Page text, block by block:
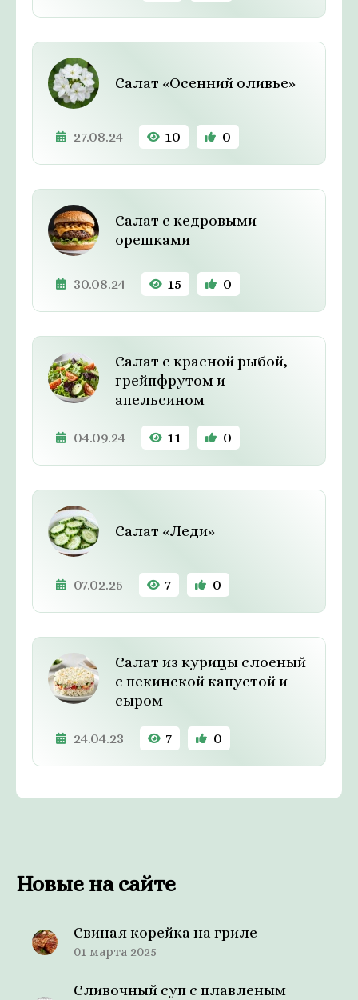
Салат «Осенний оливье»
27.08.24 10 0
Салат с кедровыми
орешками
30.08.24 15 0
Салат с красной рыбой,
грейпфрутом и
апельсином
04.09.24 11 0
Салат «Леди»
07.02.25 7 0
Салат из курицы слоеный
с пекинской капустой и
сыром
24.04.23 7 0
Новые на сайте
Свиная корейка на гриле
01 марта 2025
Сливочный суп с плавленым